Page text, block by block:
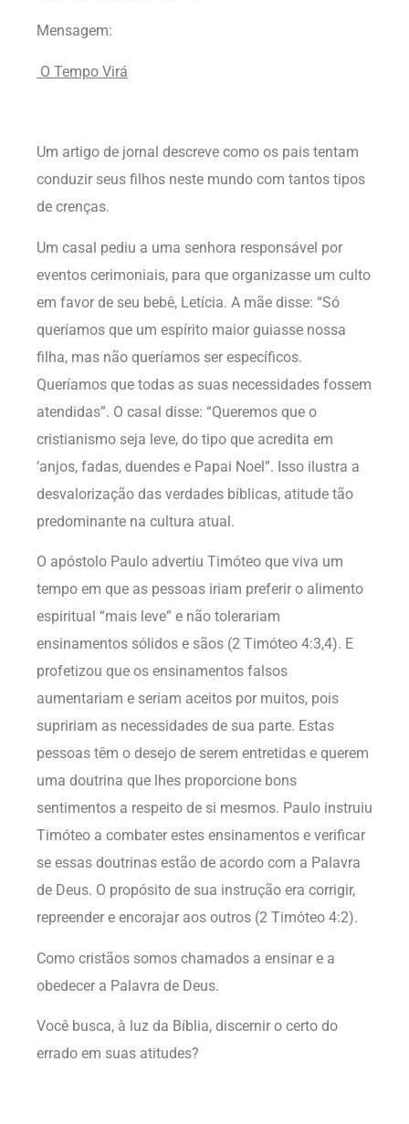
Mensagem:
O Tempo Virá
Um artigo de jornal descreve como os pais tentam
conduzir seus filhos neste mundo com tantos tipos
de crenças.
Um casal pediu a uma senhora responsável por
eventos cerimoniais, para que organizasse um culto
em favor de seu bebê, Letícia. A mãe disse: “Só
queríamos que um espírito maior guiasse nossa
filha, mas não queríamos ser específicos.
Queríamos que todas as suas necessidades fossem
atendidas”. O casal disse: “Queremos que o
cristianismo seja leve, do tipo que acredita em
‘anjos, fadas, duendes e Papai Noel”. Isso ilustra a
desvalorização das verdades bíblicas, atitude tão
predominante na cultura atual.
O apóstolo Paulo advertiu Timóteo que viva um
tempo em que as pessoas iriam preferir o alimento
espiritual “mais leve” e não tolerariam
ensinamentos sólidos e sãos (2 Timóteo 4:3,4). E
profetizou que os ensinamentos falsos
aumentariam e seriam aceitos por muitos, pois
supririam as necessidades de sua parte. Estas
pessoas têm o desejo de serem entretidas e querem
uma doutrina que lhes proporcione bons
sentimentos a respeito de si mesmos. Paulo instruiu
Timóteo a combater estes ensinamentos e verificar
se essas doutrinas estão de acordo com a Palavra
de Deus. O propósito de sua instrução era corrigir,
repreender e encorajar aos outros (2 Timóteo 4:2).
Como cristãos somos chamados a ensinar e a
obedecer a Palavra de Deus.
Você busca, à luz da Bíblia, discernir o certo do
errado em suas atitudes?